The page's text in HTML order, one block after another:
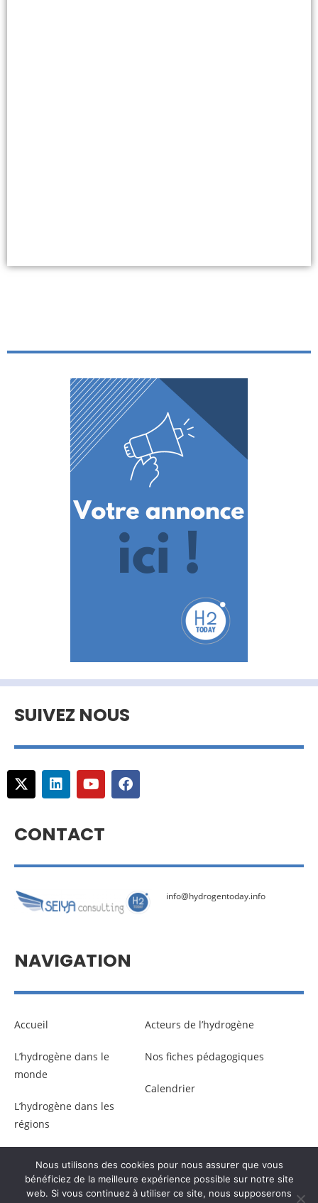
SUIVEZ NOUS
CONTACT
info@hydrogentoday.info
NAVIGATION
Accueil
L’hydrogène dans le
monde
L’hydrogène dans les
régions
Acteurs de l’hydrogène
Nos fiches pédagogiques
Calendrier
© Copyright –Communicaweb 2026
Nous utilisons des cookies pour nous assurer que vous
bénéficiez de la meilleure expérience possible sur notre site
web. Si vous continuez à utiliser ce site, nous supposerons